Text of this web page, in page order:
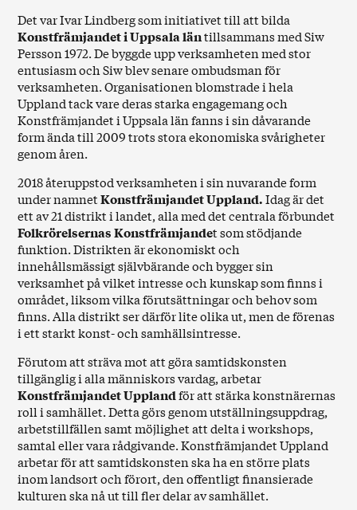
Det var Ivar Lindberg som initiativet till att bilda
Konstfrämjandet i Uppsala läntillsammans med Siw
Persson 1972. De byggde upp verksamheten med stor
entusiasm och Siw blev senare ombudsman för
verksamheten. Organisationen blomstrade i hela
Uppland tack vare deras starka engagemang och
Konstfrämjandet i Uppsala län fanns i sin dåvarande
form ända till 2009 trots stora ekonomiska svårigheter
genom åren.
2018 återuppstod verksamheten i sin nuvarande form
under namnetKonstfrämjandet Uppland.Idag är det
ett av 21 distrikt i landet, alla med det centrala förbundet
Folkrörelsernas Konstfrämjandet som stödjande
funktion. Distrikten är ekonomiskt och
innehållsmässigt självbärande och bygger sin
verksamhet på vilket intresse och kunskap som finns i
området, liksom vilka förutsättningar och behov som
finns. Alla distrikt ser därför lite olika ut, men de förenas
i ett starkt konst- och samhällsintresse.
Förutom att sträva mot att göra samtidskonsten
tillgänglig i alla människors vardag, arbetar
Konstfrämjandet Upplandför att stärka konstnärernas
roll i samhället. Detta görs genom utställningsuppdrag,
arbetstillfällen samt möjlighet att delta i workshops,
samtal eller vara rådgivande. Konstfrämjandet Uppland
arbetar för att samtidskonsten ska ha en större plats
inom landsort och förort, den offentligt finansierade
kulturen ska nå ut till fler delar av samhället.